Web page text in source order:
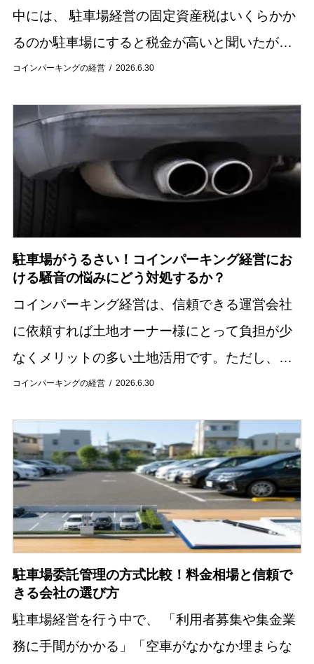
コインパーキングの経営 2026.6.30
中には、 駐車場経営の固定資産税はいくらかか
るのか駐車場にすると税金が高いと聞いたが本
当なのか住宅用地と比べるとどれくらい負担が
いでし...
コインパーキングの経営 2026.6.30
駐車場がうるさい！コインパーキング経営にお
ける騒音の悩みにどう対処するか？
コインパーキング経営は、信頼できる運営会社
に依頼すれば土地オーナー様にとって負担が少
なくメリットの多い土地活用です。ただし、車
の出入りが伴うので、「騒音問題」が発生する
しておくと...
駐車場委託管理の方式比較！料金相場と信頼で
きる会社の選び方
駐車場経営を行う中で、 「利用者募集や集金業
務に手間がかかる」「空車がなかなか埋まらな